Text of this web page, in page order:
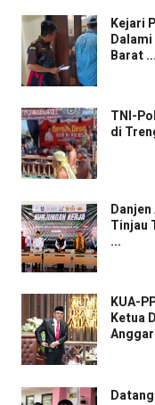
Kejari
Barat ...
TNI-
di
Tinjau
...
KUA-
Ketua